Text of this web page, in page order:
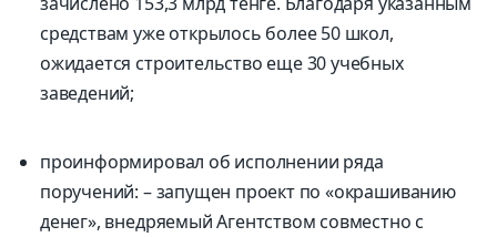
средствам уже открылось более 50 школ,
ожидается строительство еще 30 учебных
заведений;
проинформировал об исполнении ряда
поручений: – запущен проект по «окрашиванию
денег», внедряемый Агентством совместно с